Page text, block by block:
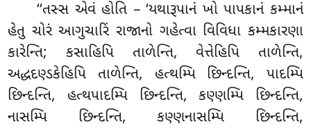
‘‘તસ્સ એવં હોતિ – ‘યથારૂપાનં ખો પાપકાનં કમ્માનં
હેતુ ચોરં આગુચારિં રાજાનો ગહેત્વા વિવિધા કમ્મકારણા
કારેન્તિ; કસાહિપિ તાળેન્તિ, વેત્તેહિપિ તાળેન્તિ,
અદ્ધદણ્ડકેહિપિ તાળેન્તિ, હત્થમ્પિ છિન્દન્તિ, પાદમ્પિ
છિન્દન્તિ, હત્થપાદમ્પિ છિન્દન્તિ, કણ્ણમ્પિ છિન્દન્તિ,
નાસમ્પિ છિન્દન્તિ, કણ્ણનાસમ્પિ છિન્દન્તિ,